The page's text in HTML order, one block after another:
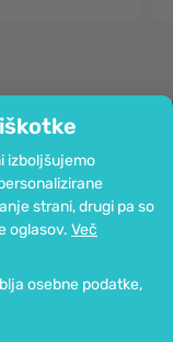
izboljšujemo
strani, drugi pa so
oglasov. Več
osebne podatke,
osebnih podatkov